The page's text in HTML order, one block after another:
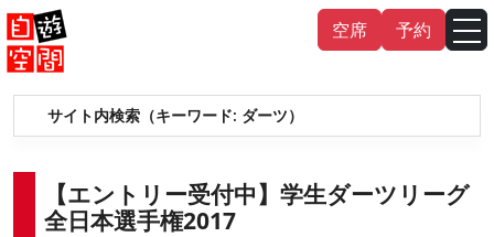
Skip
to
content
空席 予約
サイト内検索（キーワード: ダーツ）
【エントリー受付中】学生ダーツリーグ
全日本選手権2017
English 中文（繁體） 中文（简体）
한국어